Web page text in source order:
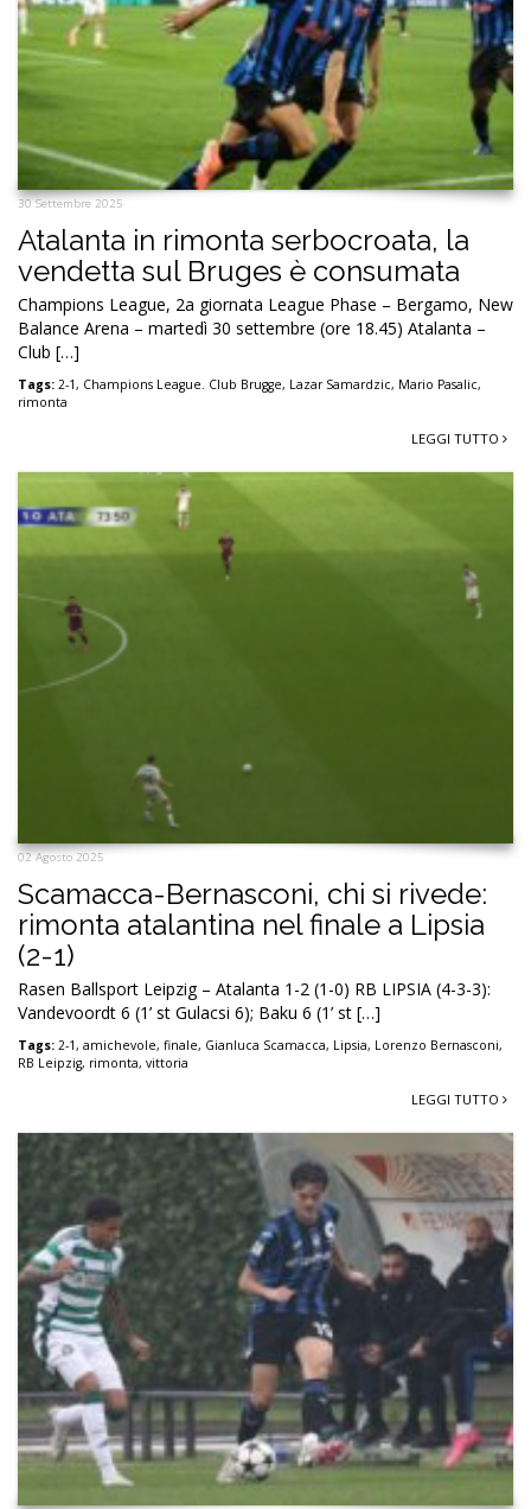
30 Settembre 2025
Atalanta in rimonta serbocroata, la
vendetta sul Bruges è consumata
Champions League, 2a giornata League Phase – Bergamo, New
Balance Arena – martedì 30 settembre (ore 18.45) Atalanta –
Club […]
Tags: 2-1, Champions League. Club Brugge, Lazar Samardzic, Mario Pasalic,
rimonta
LEGGI TUTTO
02 Agosto 2025
Scamacca-Bernasconi, chi si rivede:
rimonta atalantina nel finale a Lipsia
(2-1)
Rasen Ballsport Leipzig – Atalanta 1-2 (1-0) RB LIPSIA (4-3-3):
Vandevoordt 6 (1’ st Gulacsi 6); Baku 6 (1’ st […]
Tags: 2-1, amichevole, finale, Gianluca Scamacca, Lipsia, Lorenzo Bernasconi,
RB Leipzig, rimonta, vittoria
LEGGI TUTTO